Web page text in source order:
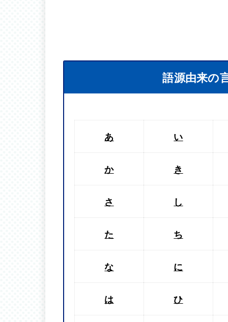
語源由来の
あ い
か き
さ し
た ち
な に
は ひ